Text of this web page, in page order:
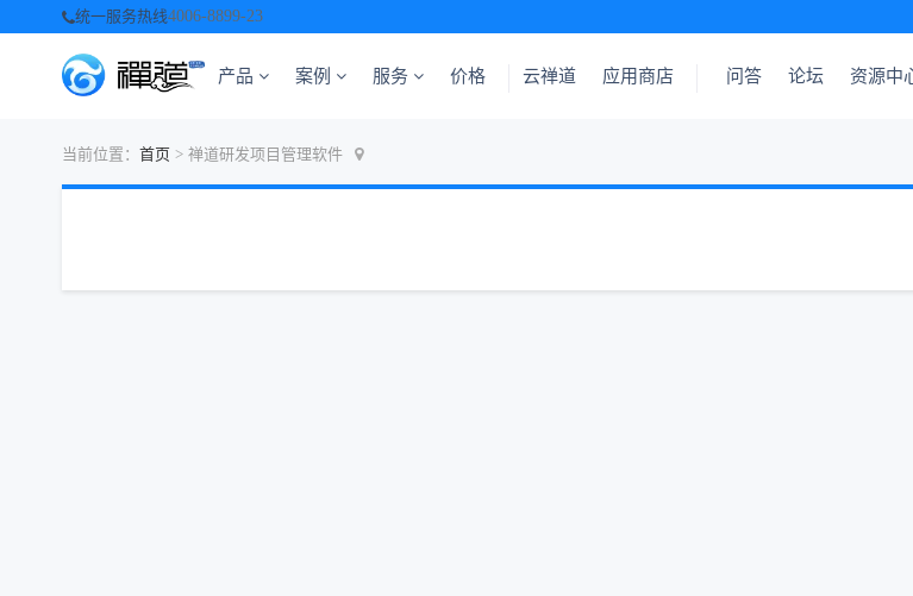
统一服务热线4006-8899-23
产品 案例 服务 价格 云禅道 应用商店 问答 论坛 资源中
当前位置： 首页 > 禅道研发项目管理软件